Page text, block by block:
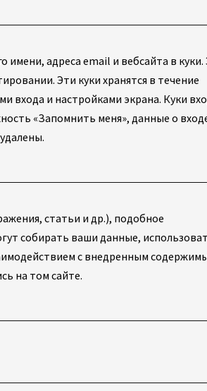
адреса email и вебсайта в куки.
Эти куки хранятся в течение
входа и настройками экрана. Куки
«Запомнить меня», данные о
статьи и др.), подобное
собирать ваши данные,
с внедренным
на том сайте.